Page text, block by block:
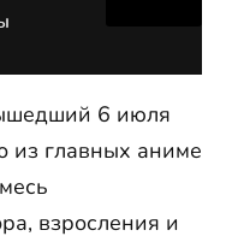
6 июля
из главных аниме
взросления и